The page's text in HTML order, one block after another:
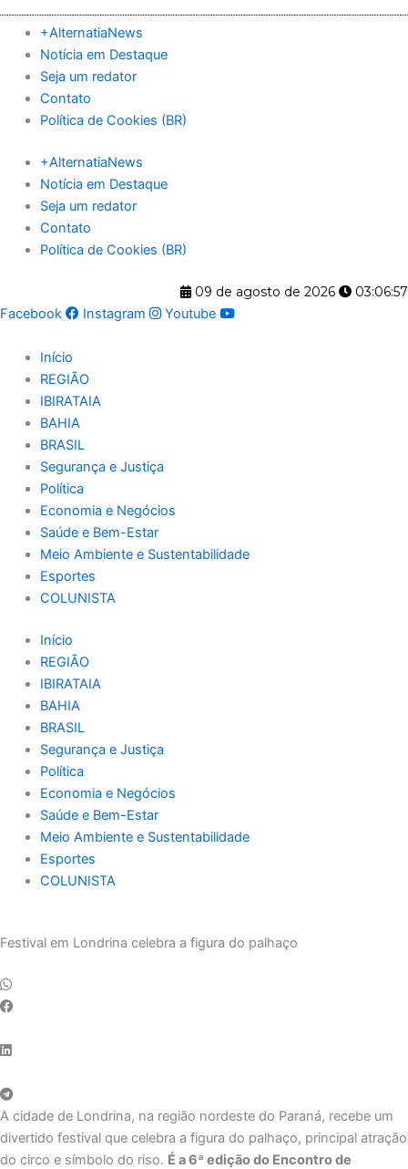
para
conteúdo
+AlternatiaNews
Notícia em Destaque
Seja um redator
Contato
Política de Cookies (BR)
+AlternatiaNews
Notícia em Destaque
Seja um redator
Contato
Política de Cookies (BR)
09 de agosto de 2026
03:06:58
Facebook
Instagram Youtube
Início
REGIÃO
IBIRATAIA
BAHIA
BRASIL
Segurança e Justiça
Política
Economia e Negócios
Saúde e Bem-Estar
Meio Ambiente e Sustentabilidade
Esportes
COLUNISTA
Início
REGIÃO
IBIRATAIA
BAHIA
BRASIL
Segurança e Justiça
Política
Economia e Negócios
Saúde e Bem-Estar
Meio Ambiente e Sustentabilidade
Esportes
COLUNISTA
Festival em Londrina celebra a figura do palhaço
A cidade de Londrina, na região nordeste do Paraná, recebe um
divertido festival que celebra a figura do palhaço, principal atração
do circo e símbolo do riso. É a 6ª edição do Encontro de